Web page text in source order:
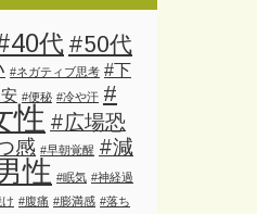
代 #50代
#ネガティブ思考 #下
#便秘 #冷や汗 #
性 #広場恐
感 #早朝覚醒 #減
性 #眠気 #神経過
#腹痛 #膨満感 #落ち